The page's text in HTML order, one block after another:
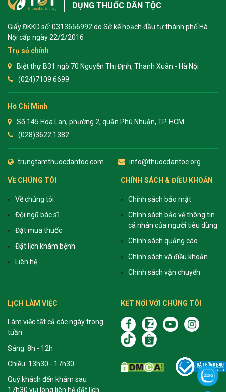
DỤNG THUỐC DÂN TỘC
Giấy ĐKKD số: 0313656992 do Sở kế hoạch đầu tư thành phố Hà
Nội cấp ngày 22/2/2016
Trụ sở chính
Biệt thự B31 ngõ 70 Nguyễn Thị Định, Thanh Xuân - Hà Nội
(024)7109 6699
Hồ Chí Minh
Số 145 Hoa Lan, phường 2, quận Phú Nhuận, TP. HCM
(028)3622 1382
trungtamthuocdantoc.com info@thuocdantoc.org
VỀ CHÚNG TÔI
Về chúng tôi
Đội ngũ bác sĩ
Đặt mua thuốc
Đặt lịch khám bệnh
Liên hệ
CHÍNH SÁCH & ĐIỀU KHOẢN
Chính sách bảo mật
Chính sách bảo vệ thông tin
cá nhân của người tiêu dùng
Chính sách quảng cáo
Chính sách và điều khoản
Chính sách vận chuyển
LỊCH LÀM VIỆC
Làm việc tất cả các ngày trong
tuần
Sáng: 8h - 12h
Chiều: 13h30 - 17h30
Quý khách đến khám sau
17h30 vui lòng liên hệ đặt lịch
KẾT NỐI VỚI CHÚNG TÔI